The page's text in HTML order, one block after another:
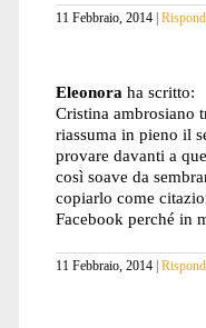
11 Febbraio, 2014
Eleonora ha scritto:
Cristina ambrosiano
riassuma in pieno il
provare davanti a
così soave da
copiarlo come
Facebook perché in
11 Febbraio, 2014